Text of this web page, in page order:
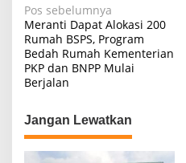
Navigasi
pos
Pos sebelumnya
Meranti Dapat Alokasi 200
Rumah BSPS, Program
Bedah Rumah Kementerian
PKP dan BNPP Mulai
Berjalan
Jangan Lewatkan